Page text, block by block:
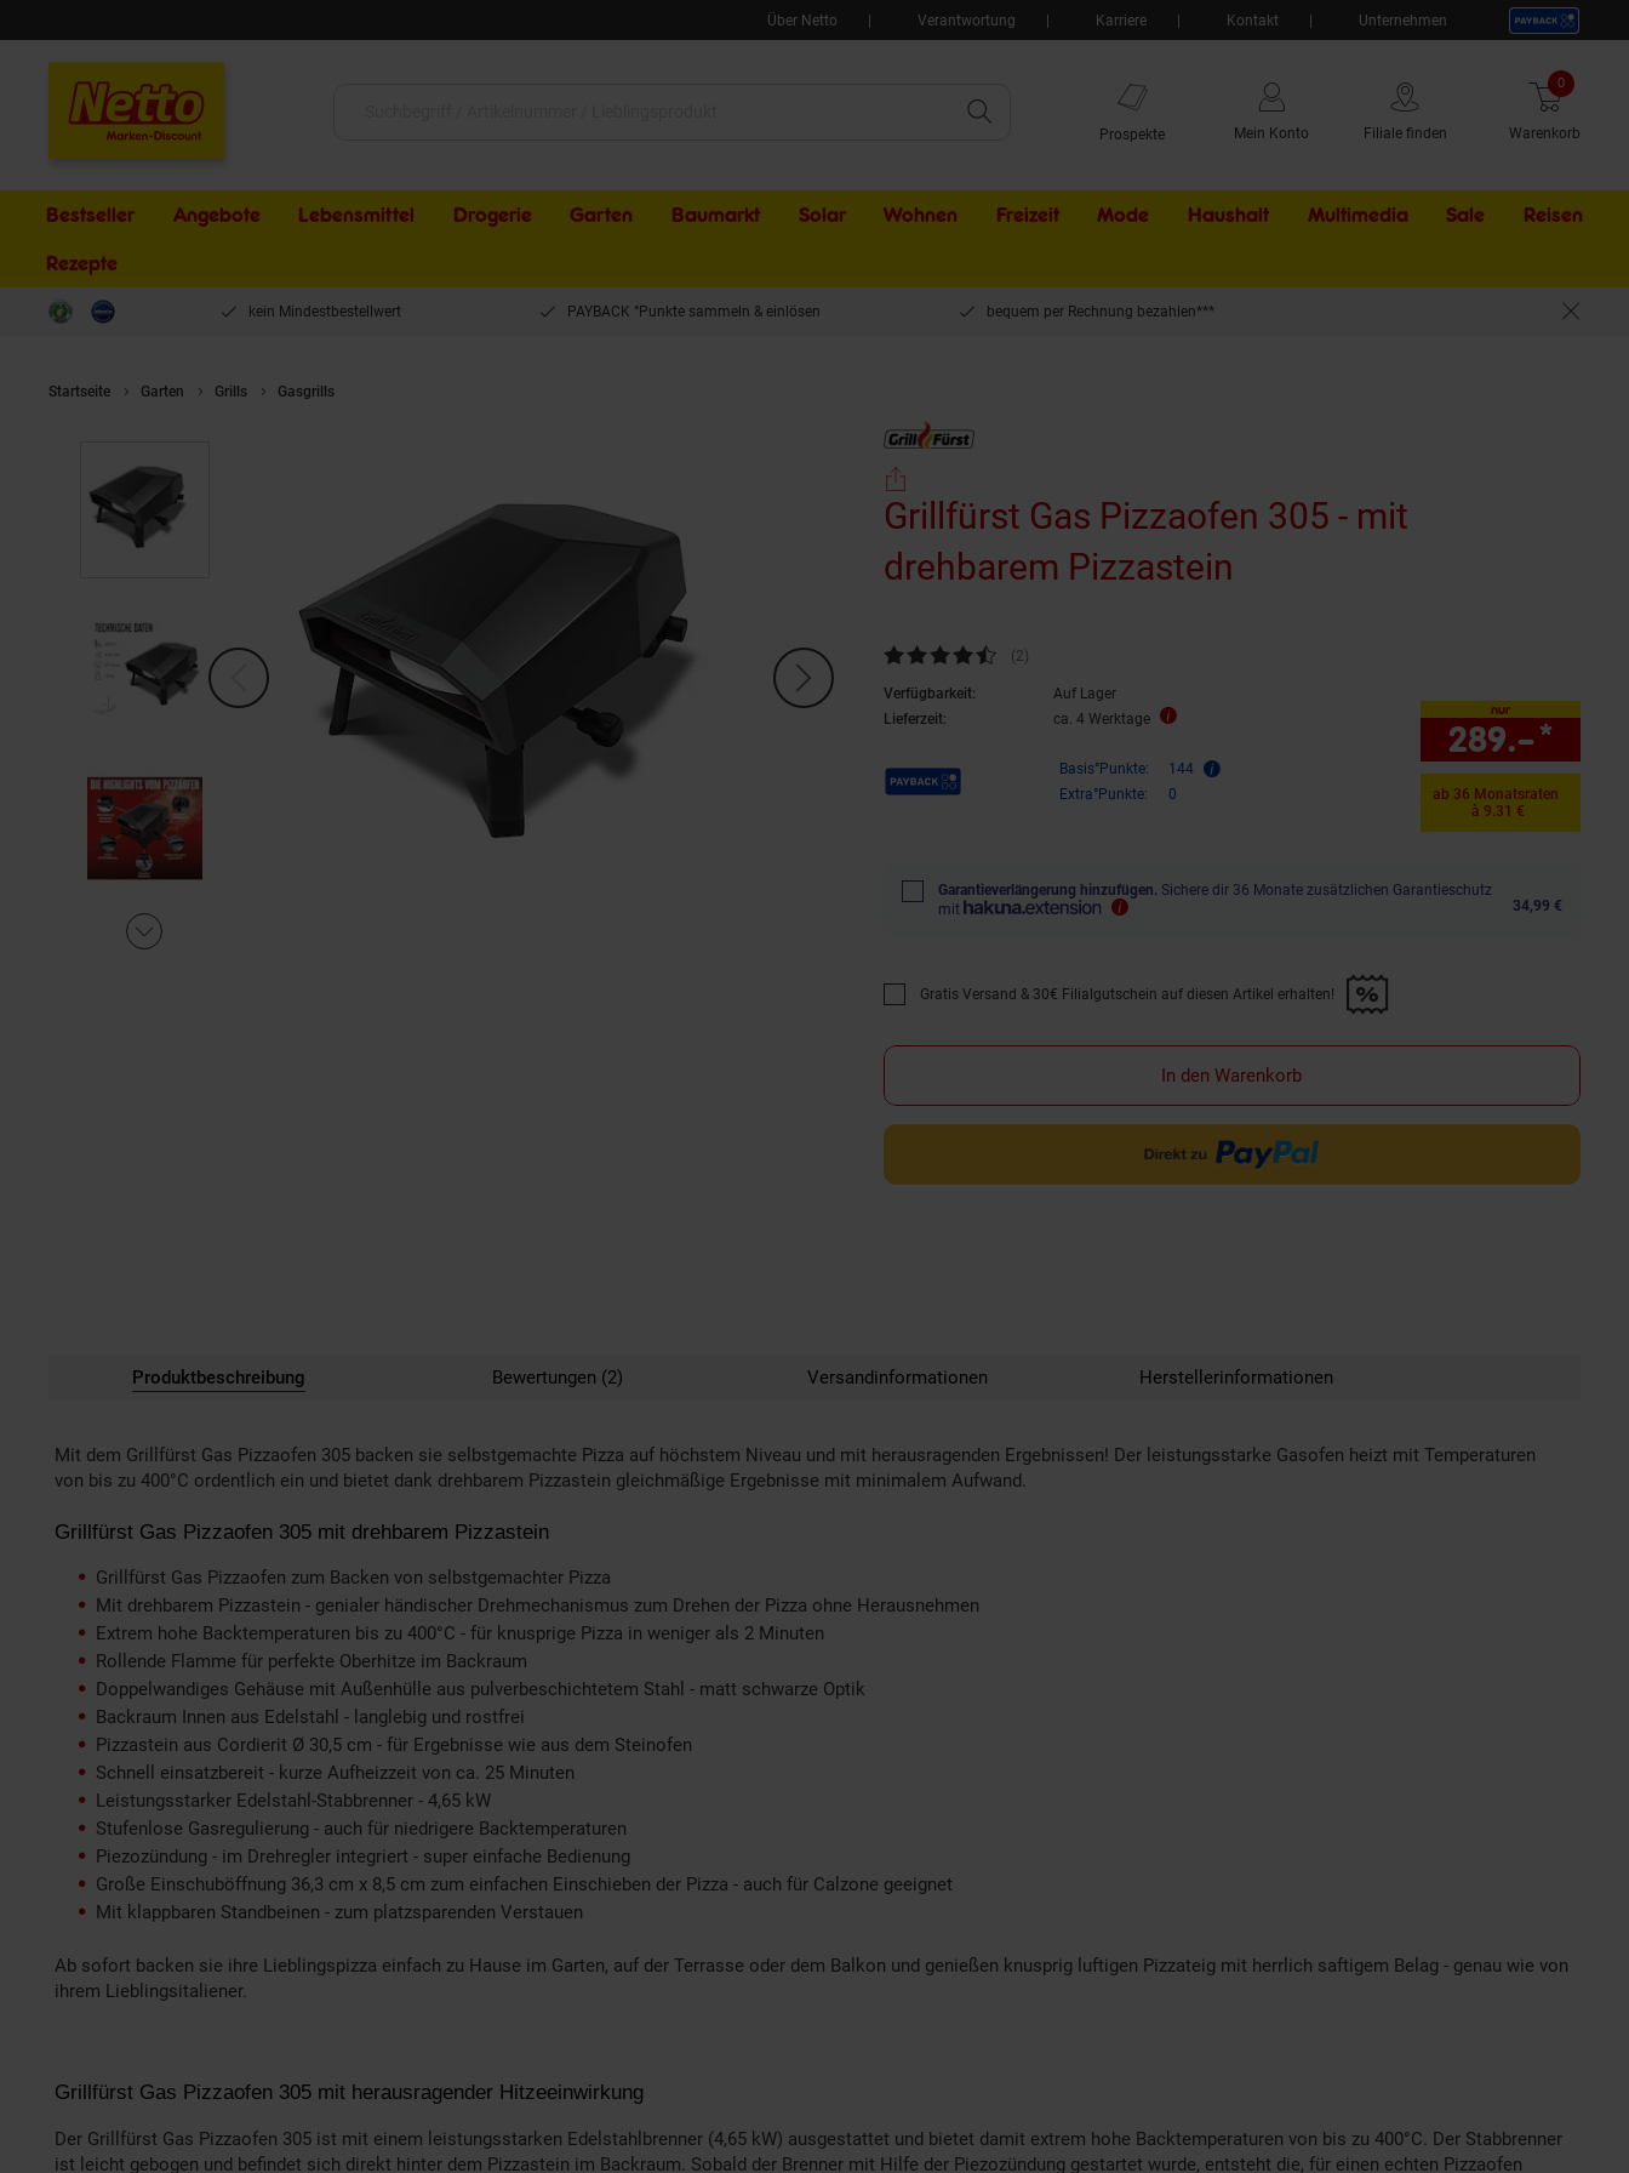
Über Netto Verantwortung Karriere Kontakt Unternehmen
Prospekte Mein Konto Filiale finden Warenkorb
0 Artikel
Bestseller Angebote Lebensmittel Drogerie Garten Baumarkt Solar Wohnen Freizeit Mode Haushalt Multimedia Sale Externer
Reisen
Rezepte
kein Mindestbestellwert PAYBACK °Punkte sammeln & einlösen bequem per Rechnung bezahlen***
Startseite Garten Grills Gasgrills
Grillfürst Gas Pizzaofen 305 - mit
drehbarem Pizzastein
Kundenbewertung: 4,5 von 5 Sternen
(2Kundenbewertungen
)
Verfügbarkeit:
Auf Lager
Lieferzeit:
ca. 4 Werktage
Payback Punkte Basis°Punkte:
144
Extra°Punkte:
0
nur
289.–*
ab 36 Monatsraten
à 9.31 €
Garantieverlängerung hinzufügen. Sichere dir 36 Monate zusätzlichen Garantieschutz
mit
34,99 €
Promotion "Gratis Versand &amp; 30€ Filialgutschein auf diesen Artikel erhalten!" anwenden
Gratis Versand & 30€ Filialgutschein auf diesen Artikel erhalten!
In den Warenkorb
Produktbeschreibung Bewertungen (2) Versandinformationen Herstellerinformationen
Mit dem Grillfürst Gas Pizzaofen 305 backen sie selbstgemachte Pizza auf höchstem Niveau und mit herausragenden Ergebnissen! Der leistungsstarke Gasofen heizt mit Temperaturen
von bis zu 400°C ordentlich ein und bietet dank drehbarem Pizzastein gleichmäßige Ergebnisse mit minimalem Aufwand.
Grillfürst Gas Pizzaofen 305 mit drehbarem Pizzastein
Grillfürst Gas Pizzaofen zum Backen von selbstgemachter Pizza
Mit drehbarem Pizzastein - genialer händischer Drehmechanismus zum Drehen der Pizza ohne Herausnehmen
Extrem hohe Backtemperaturen bis zu 400°C - für knusprige Pizza in weniger als 2 Minuten
Rollende Flamme für perfekte Oberhitze im Backraum
Doppelwandiges Gehäuse mit Außenhülle aus pulverbeschichtetem Stahl - matt schwarze Optik
Backraum Innen aus Edelstahl - langlebig und rostfrei
Pizzastein aus Cordierit Ø 30,5 cm - für Ergebnisse wie aus dem Steinofen
Schnell einsatzbereit - kurze Aufheizzeit von ca. 25 Minuten
Leistungsstarker Edelstahl-Stabbrenner - 4,65 kW
Stufenlose Gasregulierung - auch für niedrigere Backtemperaturen
Piezozündung - im Drehregler integriert - super einfache Bedienung
Große Einschuböffnung 36,3 cm x 8,5 cm zum einfachen Einschieben der Pizza - auch für Calzone geeignet
Mit klappbaren Standbeinen - zum platzsparenden Verstauen
Ab sofort backen sie ihre Lieblingspizza einfach zu Hause im Garten, auf der Terrasse oder dem Balkon und genießen knusprig luftigen Pizzateig mit herrlich saftigem Belag - genau wie von
ihrem Lieblingsitaliener.
Grillfürst Gas Pizzaofen 305 mit herausragender Hitzeeinwirkung
Der Grillfürst Gas Pizzaofen 305 ist mit einem leistungsstarken Edelstahlbrenner (4,65 kW) ausgestattet und bietet damit extrem hohe Backtemperaturen von bis zu 400°C. Der Stabbrenner
ist leicht gebogen und befindet sich direkt hinter dem Pizzastein im Backraum. Sobald der Brenner mit Hilfe der Piezozündung gestartet wurde, entsteht die, für einen echten Pizzaofen